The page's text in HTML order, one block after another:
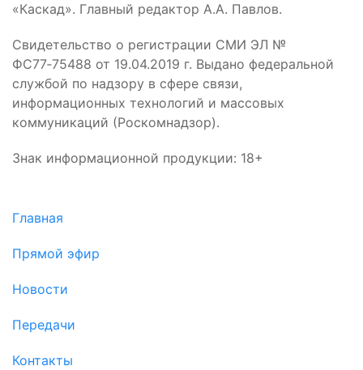
«Каскад». Главный редактор А.А. Павлов.
Свидетельство о регистрации СМИ ЭЛ №
ФС77‑75488 от 19.04.2019 г. Выдано федеральной
службой по надзору в сфере связи,
информационных технологий и массовых
коммуникаций (Роскомнадзор).
Знак информационной продукции: 18+
Главная
Прямой эфир
Новости
Передачи
Контакты